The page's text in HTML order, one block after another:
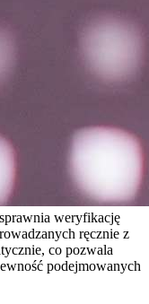
weryfikację
ręcznie z
co pozwala
podejmowanych